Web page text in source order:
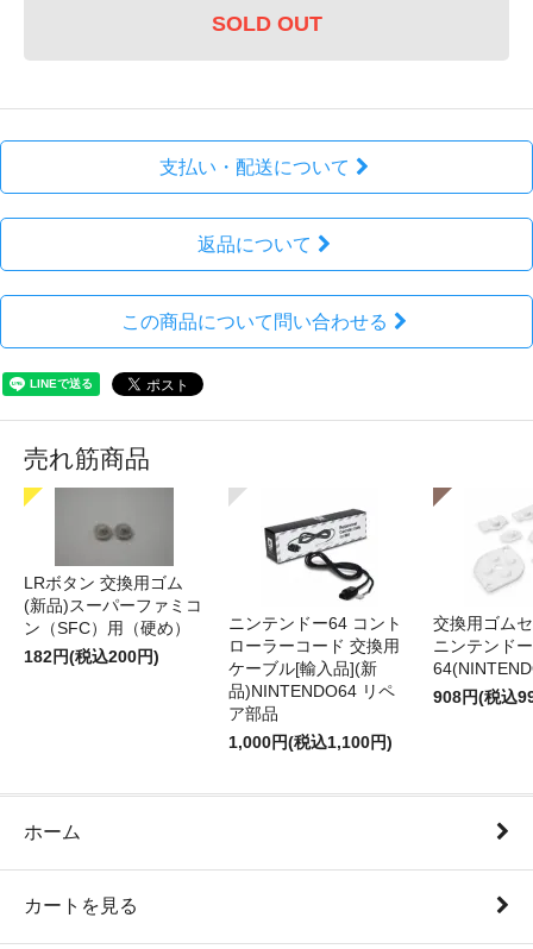
SOLD OUT
支払い・配送について
返品について
この商品について問い合わせる
売れ筋商品
LRボタン 交換用ゴム
(新品)スーパーファミコ
ン（SFC）用（硬め）
182円(税込200円)
ニンテンドー64 コント
ローラーコード 交換用
ケーブル[輸入品](新
品)NINTENDO64 リペ
ア部品
1,000円(税込1,100円)
交換用ゴム
ニンテンドー
908円(税込
ホーム
カートを見る